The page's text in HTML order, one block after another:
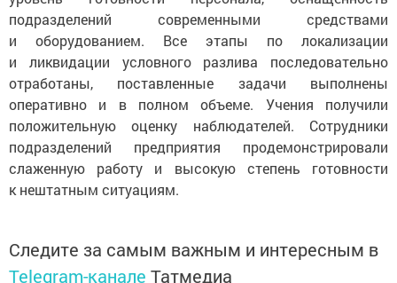
подразделений современными средствами
и оборудованием. Все этапы по локализации
и ликвидации условного разлива последовательно
отработаны, поставленные задачи выполнены
оперативно и в полном объеме. Учения получили
положительную оценку наблюдателей. Сотрудники
подразделений предприятия продемонстрировали
слаженную работу и высокую степень готовности
к нештатным ситуациям.
Следите за самым важным и интересным в
Telegram-канале Татмедиа